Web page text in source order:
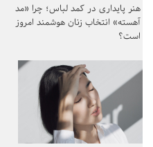
هنر پایداری در کمد لباس؛ چرا «مد
آهسته» انتخاب زنان هوشمند امروز
است؟